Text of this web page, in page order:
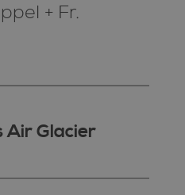
+ Fr.
Air Glacier